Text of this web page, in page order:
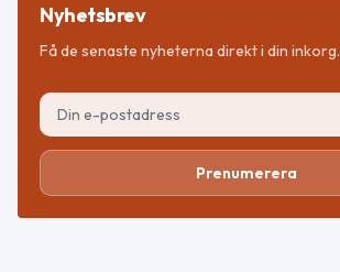
Nyhetsbrev
Få de senaste nyheterna direkt i din inkorg.
Prenumerera